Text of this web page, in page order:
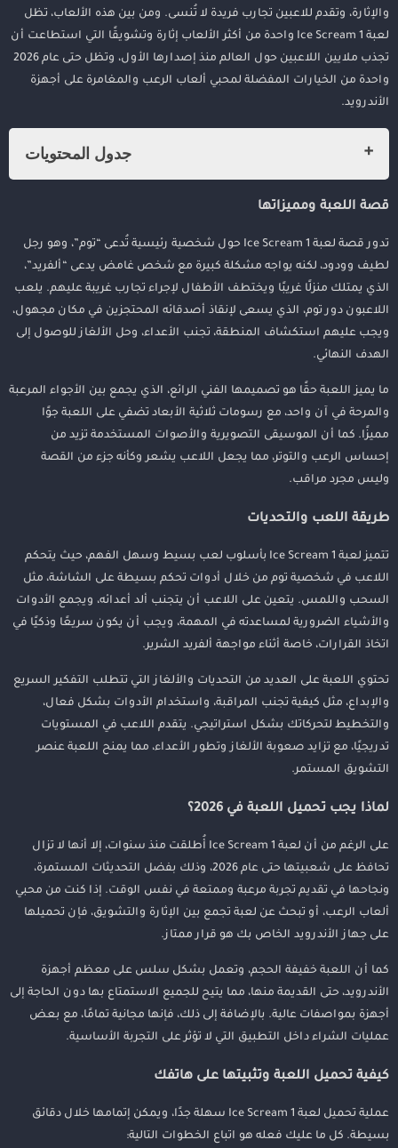
والإثارة، وتقدم للاعبين تجارب فريدة لا تُنسى. ومن بين هذه الألعاب، تظل
لعبة Ice Scream 1 واحدة من أكثر الألعاب إثارة وتشويقًا التي استطاعت أن
تجذب ملايين اللاعبين حول العالم منذ إصدارها الأول، وتظل حتى عام 2026
واحدة من الخيارات المفضلة لمحبي ألعاب الرعب والمغامرة على أجهزة
الأندرويد.
جدول المحتويات
الرعب والإثارة
قصة اللعبة ومميزاتها
طريقة اللعب والتحديات
لماذا يجب تحميل اللعبة في 2026؟
كيفية تحميل اللعبة وتثبيتها على هاتفك
نصائح للاستمتاع باللعبة بشكل أفضل
قصة اللعبة ومميزاتها
تدور قصة لعبة Ice Scream 1 حول شخصية رئيسية تُدعى “توم”، وهو رجل
لطيف وودود، لكنه يواجه مشكلة كبيرة مع شخص غامض يدعى “ألفريد”،
الذي يمتلك منزلًا غريبًا ويختطف الأطفال لإجراء تجارب غريبة عليهم. يلعب
اللاعبون دور توم، الذي يسعى لإنقاذ أصدقائه المحتجزين في مكان مجهول،
ويجب عليهم استكشاف المنطقة، تجنب الأعداء، وحل الألغاز للوصول إلى
الهدف النهائي.
ما يميز اللعبة حقًا هو تصميمها الفني الرائع، الذي يجمع بين الأجواء المرعبة
والمرحة في آن واحد، مع رسومات ثلاثية الأبعاد تضفي على اللعبة جوًا
مميزًا. كما أن الموسيقى التصويرية والأصوات المستخدمة تزيد من
إحساس الرعب والتوتر، مما يجعل اللاعب يشعر وكأنه جزء من القصة
وليس مجرد مراقب.
طريقة اللعب والتحديات
تتميز لعبة Ice Scream 1 بأسلوب لعب بسيط وسهل الفهم، حيث يتحكم
اللاعب في شخصية توم من خلال أدوات تحكم بسيطة على الشاشة، مثل
السحب واللمس. يتعين على اللاعب أن يتجنب ألد أعدائه، ويجمع الأدوات
والأشياء الضرورية لمساعدته في المهمة، ويجب أن يكون سريعًا وذكيًا في
اتخاذ القرارات، خاصة أثناء مواجهة ألفريد الشرير.
تحتوي اللعبة على العديد من التحديات والألغاز التي تتطلب التفكير السريع
والإبداع، مثل كيفية تجنب المراقبة، واستخدام الأدوات بشكل فعال،
والتخطيط لتحركاتك بشكل استراتيجي. يتقدم اللاعب في المستويات
تدريجيًا، مع تزايد صعوبة الألغاز وتطور الأعداء، مما يمنح اللعبة عنصر
التشويق المستمر.
لماذا يجب تحميل اللعبة في 2026؟
على الرغم من أن لعبة Ice Scream 1 أُطلقت منذ سنوات، إلا أنها لا تزال
تحافظ على شعبيتها حتى عام 2026، وذلك بفضل التحديثات المستمرة،
ونجاحها في تقديم تجربة مرعبة وممتعة في نفس الوقت. إذا كنت من محبي
ألعاب الرعب، أو تبحث عن لعبة تجمع بين الإثارة والتشويق، فإن تحميلها
على جهاز الأندرويد الخاص بك هو قرار ممتاز.
كما أن اللعبة خفيفة الحجم، وتعمل بشكل سلس على معظم أجهزة
الأندرويد، حتى القديمة منها، مما يتيح للجميع الاستمتاع بها دون الحاجة إلى
أجهزة بمواصفات عالية. بالإضافة إلى ذلك، فإنها مجانية تمامًا، مع بعض
عمليات الشراء داخل التطبيق التي لا تؤثر على التجربة الأساسية.
كيفية تحميل اللعبة وتثبيتها على هاتفك
عملية تحميل لعبة Ice Scream 1 سهلة جدًا، ويمكن إتمامها خلال دقائق
بسيطة. كل ما عليك فعله هو اتباع الخطوات التالية: